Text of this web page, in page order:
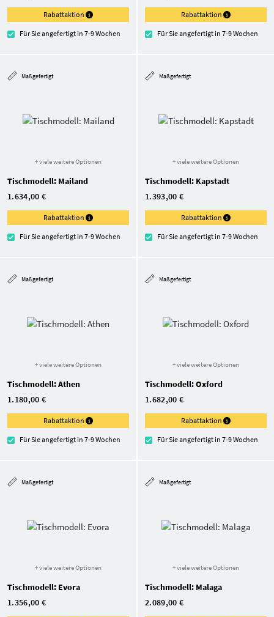
Rabattaktion
Für Sie angefertigt in 7-9 Wochen
Rabattaktion
Für Sie angefertigt in 7-9 Wochen
Maßgefertigt
+ viele weitere Optionen
Tischmodell: Mailand
1.634,00 €
Rabattaktion
Für Sie angefertigt in 7-9 Wochen
Maßgefertigt
+ viele weitere Optionen
Tischmodell: Kapstadt
1.393,00 €
Rabattaktion
Für Sie angefertigt in 7-9 Wochen
Maßgefertigt
+ viele weitere Optionen
Tischmodell: Athen
1.180,00 €
Rabattaktion
Für Sie angefertigt in 7-9 Wochen
Maßgefertigt
+ viele weitere Optionen
Tischmodell: Oxford
1.682,00 €
Rabattaktion
Für Sie angefertigt in 7-9 Wochen
Maßgefertigt
+ viele weitere Optionen
Tischmodell: Evora
1.356,00 €
Maßgefertigt
+ viele weitere Optionen
Tischmodell: Malaga
2.089,00 €